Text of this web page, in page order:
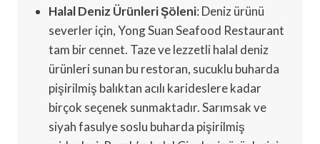
Halal Deniz Ürünleri Şöleni: Deniz ürünü
severler için, Yong Suan Seafood Restaurant
tam bir cennet. Taze ve lezzetli halal deniz
ürünleri sunan bu restoran, sucuklu buharda
pişirilmiş balıktan acılı karideslere kadar
birçok seçenek sunmaktadır. Sarımsak ve
siyah fasulye soslu buharda pişirilmiş